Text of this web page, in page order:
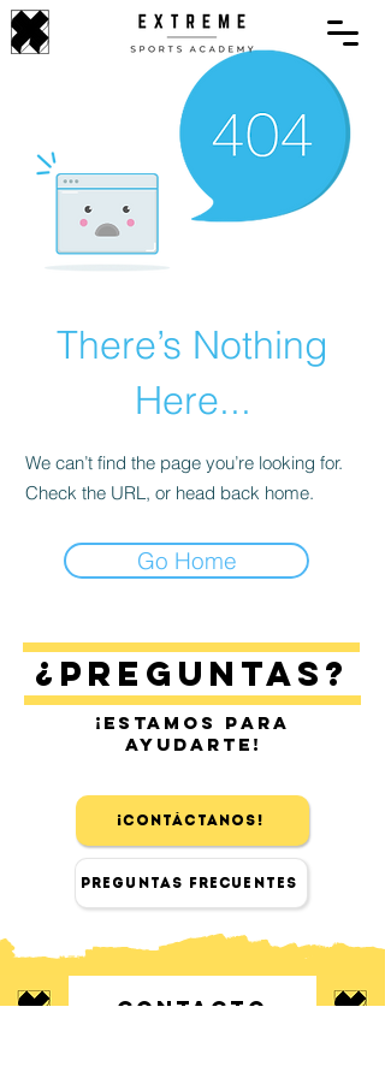
There’s Nothing
Here...
We can’t find the page you’re looking for.
Check the URL, or head back home.
Go Home
¿Preguntas?
¡Estamos para
ayudarte!
¡Contáctanos!
Preguntas Frecuentes
Contacto